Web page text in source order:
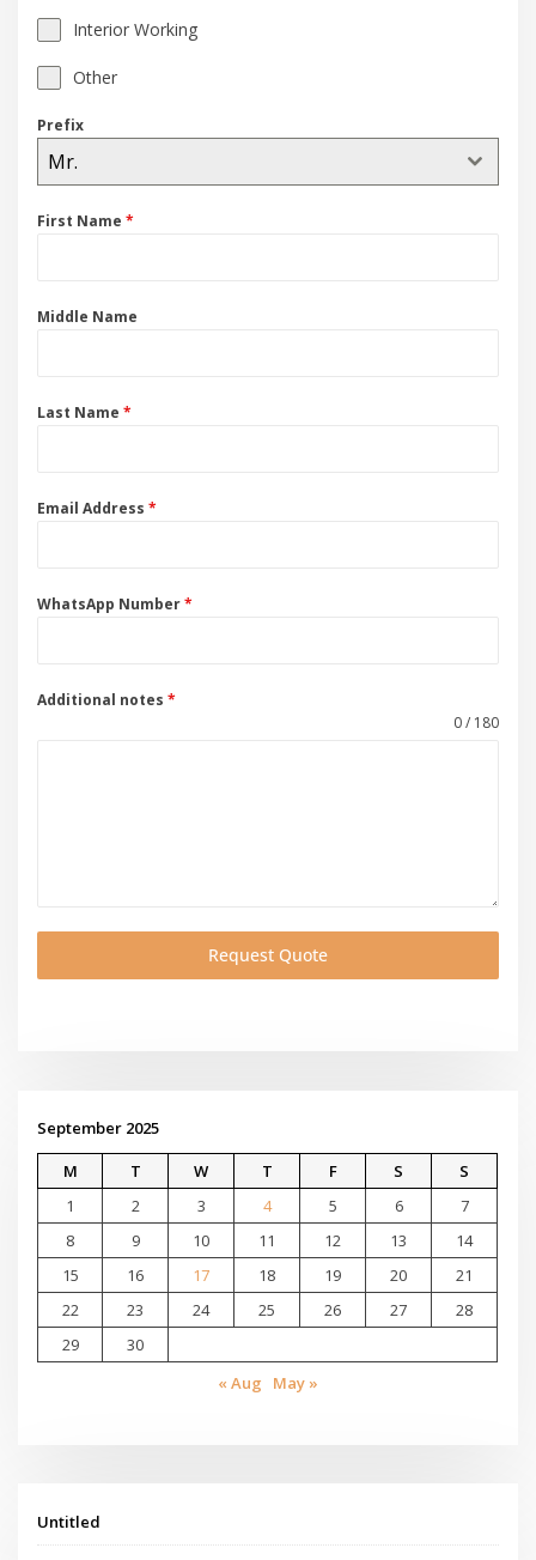
Interior Working
Other
Prefix
Mr.
First Name*
Middle Name
Last Name*
Email Address*
WhatsApp Number*
Additional notes*
0 / 180
Request Quote
September 2025
M
T W T F S
S
1
2 3 4 5 6
7
8
9 10 11 12 13
14
15
16 17 18 19 20
21
22
23 24 25 26 27
28
29
30
« Aug
May »
Untitled